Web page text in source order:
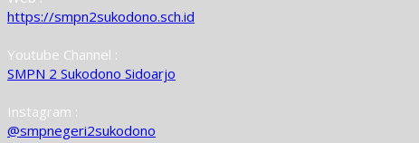
https://smpn2sukodono.sch.id
Youtube Channel :
SMPN 2 Sukodono Sidoarjo
Instagram :
@smpnegeri2sukodono